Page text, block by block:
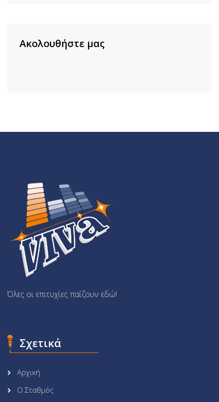
Ακολουθήστε μας
Όλες οι επιτυχίες παίζουν εδώ!
Σχετικά
Αρχική
Ο Σταθμός